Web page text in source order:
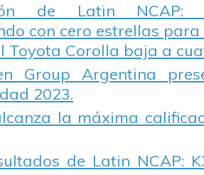
de Latin NCAP:
con cero estrellas para
Toyota Corolla baja a
Group Argentina
2023.
la máxima
de Latin NCAP: